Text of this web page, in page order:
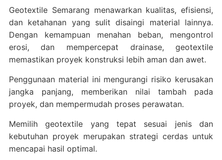
Geotextile Semarang menawarkan kualitas, efisiensi,
dan ketahanan yang sulit disaingi material lainnya.
Dengan kemampuan menahan beban, mengontrol
erosi, dan mempercepat drainase, geotextile
memastikan proyek konstruksi lebih aman dan awet.
Penggunaan material ini mengurangi risiko kerusakan
jangka panjang, memberikan nilai tambah pada
proyek, dan mempermudah proses perawatan.
Memilih geotextile yang tepat sesuai jenis dan
kebutuhan proyek merupakan strategi cerdas untuk
mencapai hasil optimal.